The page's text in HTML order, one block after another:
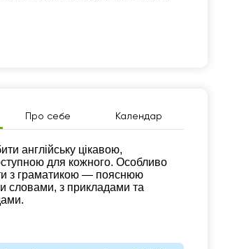
Про себе Календар
англійську цікавою,
для кожного. Особливо
з граматикою — пояснюю
словами, з прикладами та